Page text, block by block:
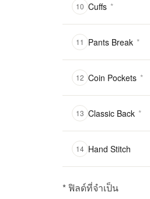
10 Cuffs *
11 Pants Break *
12 Coin Pockets *
13 Classic Back *
14 Hand Stitch
* ฟิลด์ที่จำเป็น